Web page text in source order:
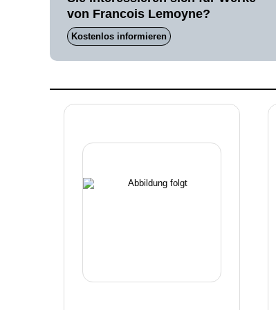
von Francois Lemoyne?
Kostenlos informieren